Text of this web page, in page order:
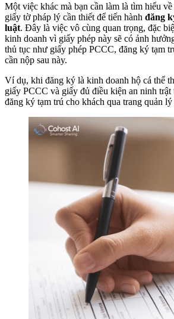
Một việc khác mà bạn cần làm là tìm hiểu
giấy tờ pháp lý cần thiết để tiến hành đăng
luật. Đây là việc vô cùng quan trọng, đặc
kinh doanh vì giấy phép này sẽ có ảnh
thủ tục như giấy phép PCCC, đăng ký tạm
cần nộp sau này.
Ví dụ, khi đăng ký là kinh doanh hộ cá thể
giấy PCCC và giấy đủ điều kiện an ninh trật
đăng ký tạm trú cho khách qua trang quản